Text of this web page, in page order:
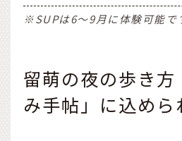
※SUPは6〜9月に体験可能で
留萌の夜の歩き方
み手帖」に込めら